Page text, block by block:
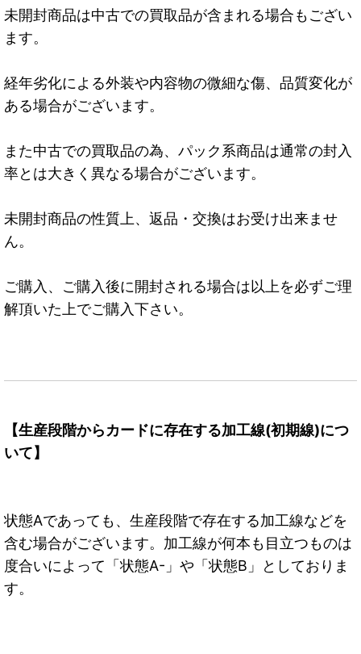
未開封商品は中古での買取品が含まれる場合もござい
ます。
経年劣化による外装や内容物の微細な傷、品質変化が
ある場合がございます。
また中古での買取品の為、パック系商品は通常の封入
率とは大きく異なる場合がございます。
未開封商品の性質上、返品・交換はお受け出来ませ
ん。
ご購入、ご購入後に開封される場合は以上を必ずご理
解頂いた上でご購入下さい。
【生産段階からカードに存在する加工線(初期線)につ
いて】
状態Aであっても、生産段階で存在する加工線などを
含む場合がございます。加工線が何本も目立つものは
度合いによって「状態A-」や「状態B」としておりま
す。